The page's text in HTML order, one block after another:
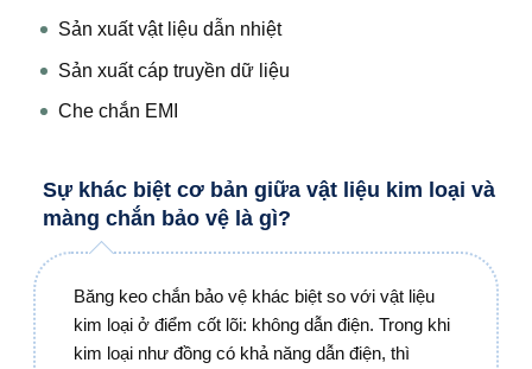
Sản xuất vật liệu dẫn nhiệt
Sản xuất cáp truyền dữ liệu
Che chắn EMI
Sự khác biệt cơ bản giữa vật liệu kim loại và
màng chắn bảo vệ là gì?
Băng keo chắn bảo vệ khác biệt so với vật liệu
kim loại ở điểm cốt lõi: không dẫn điện. Trong khi
kim loại như đồng có khả năng dẫn điện, thì